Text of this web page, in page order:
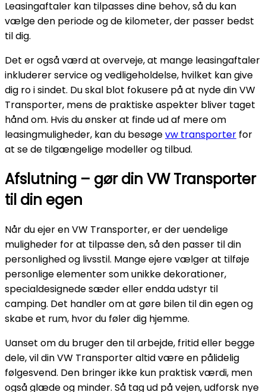
Leasingaftaler kan tilpasses dine behov, så du kan
vælge den periode og de kilometer, der passer bedst
til dig.
Det er også værd at overveje, at mange leasingaftaler
inkluderer service og vedligeholdelse, hvilket kan give
dig ro i sindet. Du skal blot fokusere på at nyde din VW
Transporter, mens de praktiske aspekter bliver taget
hånd om. Hvis du ønsker at finde ud af mere om
leasingmuligheder, kan du besøgevw transporter for
at se de tilgængelige modeller og tilbud.
Afslutning – gør din VW Transporter
til din egen
Når du ejer en VW Transporter, er der uendelige
muligheder for at tilpasse den, så den passer til din
personlighed og livsstil. Mange ejere vælger at tilføje
personlige elementer som unikke dekorationer,
specialdesignede sæder eller endda udstyr til
camping. Det handler om at gøre bilen til din egen og
skabe et rum, hvor du føler dig hjemme.
Uanset om du bruger den til arbejde, fritid eller begge
dele, vil din VW Transporter altid være en pålidelig
følgesvend. Den bringer ikke kun praktisk værdi, men
også glæde og minder. Så tag ud på vejen, udforsk nye